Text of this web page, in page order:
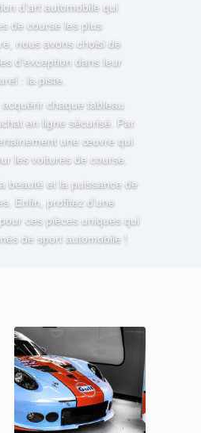
d’art automobile qui
de course les plus
nous avons choisi de
d’exception dans leur
: la piste.
chaque tableau
en ligne sécurisé. Par
une œuvre qui
les voitures de course.
beauté et la puissance de
Enfin, profitez d’une
ces pièces uniques qui
de sport automobile !